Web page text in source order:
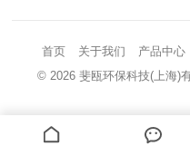
首页 关于我们 产品中心
© 2026斐瓯环保科技(上海)